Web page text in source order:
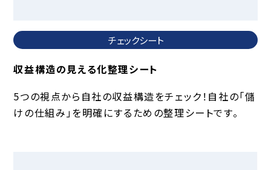
チェックシート
収益構造の見える化整理シート
5つの視点から自社の収益構造をチェック！自社の「儲
けの仕組み」を明確にするための整理シートです。